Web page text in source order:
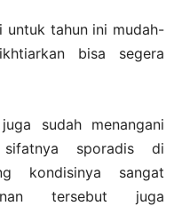
untuk tahun ini mudah-
bisa segera
sudah menangani
sporadis di
kondisinya sangat
tersebut juga